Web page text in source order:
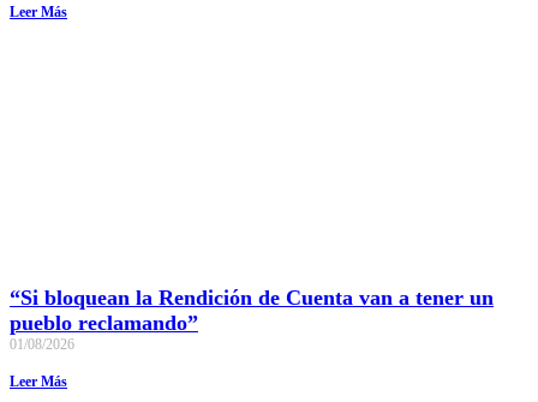
Leer Más
“Si bloquean la Rendición de Cuenta van a tener un
pueblo reclamando”
01/08/2026
Leer Más